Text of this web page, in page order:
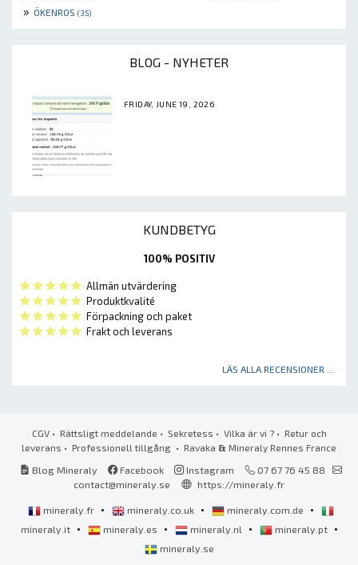
» ÖKENROS (35)
BLOG - NYHETER
FRIDAY, JUNE 19, 2026
KUNDBETYG
100% POSITIV
Allmän utvärdering
Produktkvalité
Förpackning och paket
Frakt och leverans
LÄS ALLA RECENSIONER ...
CGV• Rättsligt meddelande • Sekretess • Vilka är vi ?• Retur och
leverans • Professionell tillgång • Ravaka & Mineraly Rennes France
Blog Mineraly
Facebook Instagram
07 67 76 45 88
contact@mineraly.se
https://mineraly.fr
mineraly.fr • mineraly.co.uk • mineraly.com.de •
mineraly.it • mineraly.es • mineraly.nl • mineraly.pt •
mineraly.se